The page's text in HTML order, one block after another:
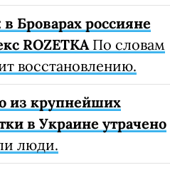
Броварах россияне
ROZETKAПо словам
восстановлению.
из крупнейших
в Украине утрачено
люди.